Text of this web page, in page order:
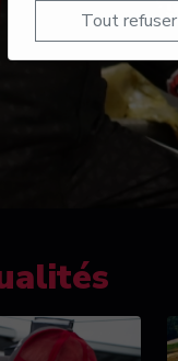
Tout refuser